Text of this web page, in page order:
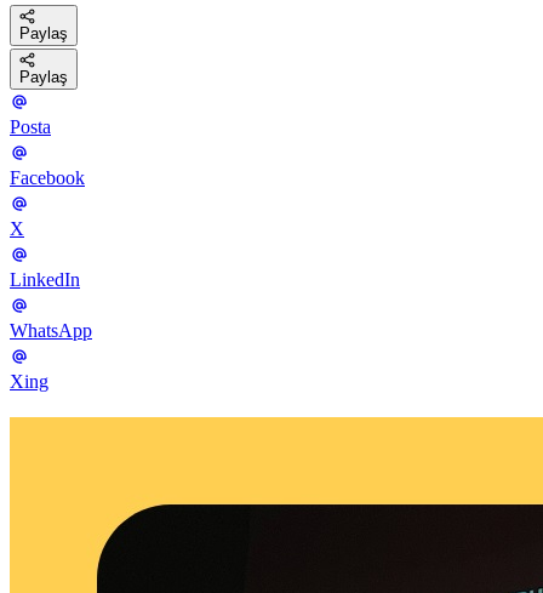
Paylaş
Paylaş
Posta
Facebook
X
LinkedIn
WhatsApp
Xing